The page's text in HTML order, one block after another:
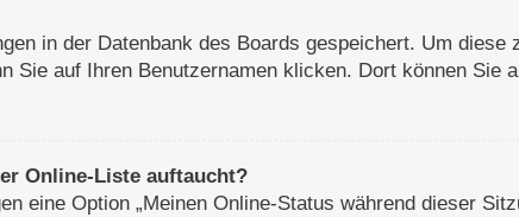
in der Datenbank des Boards gespeichert. Um diese
Sie auf Ihren Benutzernamen klicken. Dort können Sie
Online-Liste auftaucht?
eine Option „Meinen Online-Status während dieser